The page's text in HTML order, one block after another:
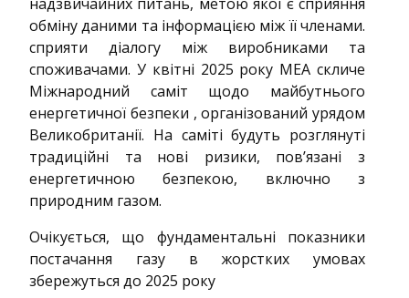
обміну даними та інформацією між її членами.
сприяти діалогу між виробниками та
споживачами. У квітні 2025 року МЕА скличе
Міжнародний саміт щодо майбутнього
енергетичної безпеки , організований урядом
Великобританії. На саміті будуть розглянуті
традиційні та нові ризики, пов’язані з
енергетичною безпекою, включно з
природним газом.
Очікується, що фундаментальні показники
постачання газу в жорстких умовах
збережуться до 2025 року